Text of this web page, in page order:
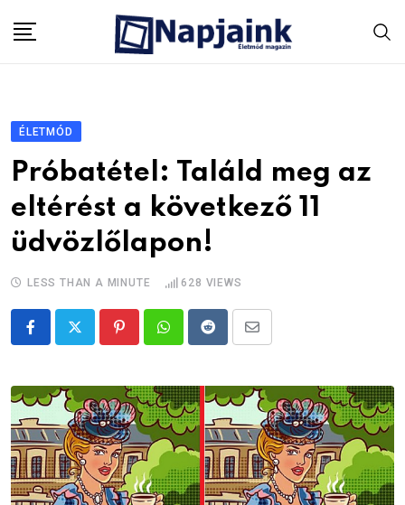
ÉLETMÓD
Próbatétel: Találd meg az
eltérést a következő 11
üdvözlőlapon!
LESS THAN A MINUTE 628 VIEWS
PinterestWhatsappRedditShare
Email